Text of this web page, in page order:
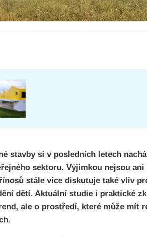
stavby si v posledních letech
sektoru. Výjimkou nejsou ani
stále více diskutuje také vliv
dětí. Aktuální studie i praktické
ale o prostředí, které může mít